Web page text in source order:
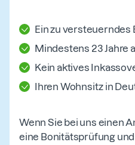
Ein zu versteuerndes
Mindestens 23 Jahre
Kein aktives
Ihren Wohnsitz in
Wenn Sie bei uns einen
eine Bonitätsprüfung